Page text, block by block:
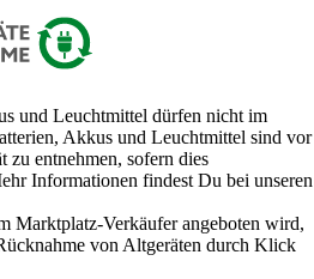
und Leuchtmittel dürfen nicht im
Akkus und Leuchtmittel sind vor
zu entnehmen, sofern dies
Informationen findest Du bei unseren
Marktplatz-Verkäufer angeboten wird,
von Altgeräten durch Klick